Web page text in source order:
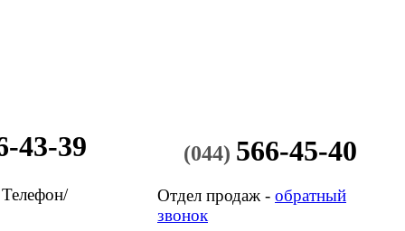
43-39 (044) 566-45-40
Отдел продаж - обратный
звонок